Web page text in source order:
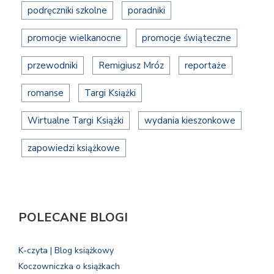
podręczniki szkolne poradniki
promocje wielkanocne promocje świąteczne
przewodniki Remigiusz Mróz reportaże
romanse Targi Książki
Wirtualne Targi Książki wydania kieszonkowe
zapowiedzi książkowe
POLECANE BLOGI
K-czyta | Blog książkowy
Koczowniczka o książkach